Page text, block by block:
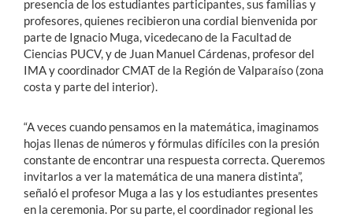
presencia de los estudiantes participantes, sus familias y
profesores, quienes recibieron una cordial bienvenida por
parte de Ignacio Muga, vicedecano de la Facultad de
Ciencias PUCV, y de Juan Manuel Cárdenas, profesor del
IMA y coordinador CMAT de la Región de Valparaíso (zona
costa y parte del interior).
“A veces cuando pensamos en la matemática, imaginamos
hojas llenas de números y fórmulas difíciles con la presión
constante de encontrar una respuesta correcta. Queremos
invitarlos a ver la matemática de una manera distinta”,
señaló el profesor Muga a las y los estudiantes presentes
en la ceremonia. Por su parte, el coordinador regional les